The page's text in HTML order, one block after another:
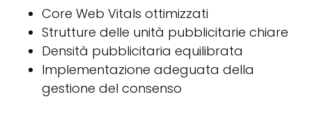
Core Web Vitals ottimizzati
Strutture delle unità pubblicitarie chiare
Densità pubblicitaria equilibrata
Implementazione adeguata della
gestione del consenso